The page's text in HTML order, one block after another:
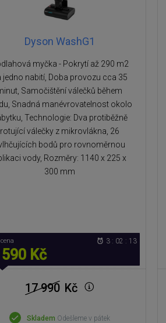
Dyson WashG1
myčka - Pokrytí až 290 m2
jedno nabití, Doba provozu cca 35
Samočištění válečků během
Snadná manévrovatelnost okolo
Technologie: Dva protiběžně
rotující válečky z mikrovlákna, 26
bodů pro rovnoměrnou
vody, Rozměry: 1140 x 225 x
300 mm
Kč
3 : 02 : 12
17 990 Kč
Skladem Odešleme v pátek